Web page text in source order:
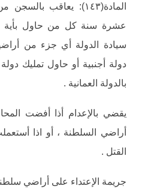
المادة(١٤٣): يعاقب
عشرة سنة كل من حاول بأية
سيادة الدولة أي جزء من
دولة أجنبية أو حاول تمليك دولة
بالدولة العمانية .
يقضي بالإعدام أذا أفضت
أراضي السلطنة ، أو اذا
القتل .
جريمة الإعتداء على أراضي